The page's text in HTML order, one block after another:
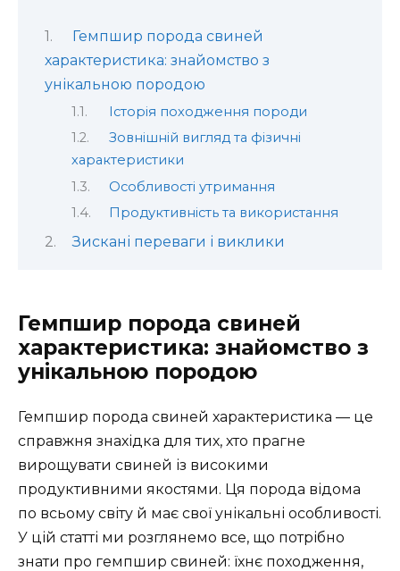
Гемпшир порода свиней
характеристика: знайомство з
унікальною породою
Історія походження породи
Зовнішній вигляд та фізичні
характеристики
Особливості утримання
Продуктивність та використання
Зискані переваги і виклики
Гемпшир порода свиней
характеристика: знайомство з
унікальною породою
Гемпшир порода свиней характеристика — це
справжня знахідка для тих, хто прагне
вирощувати свиней із високими
продуктивними якостями. Ця порода відома
по всьому світу й має свої унікальні особливості.
У цій статті ми розглянемо все, що потрібно
знати про гемпшир свиней: їхнє походження,